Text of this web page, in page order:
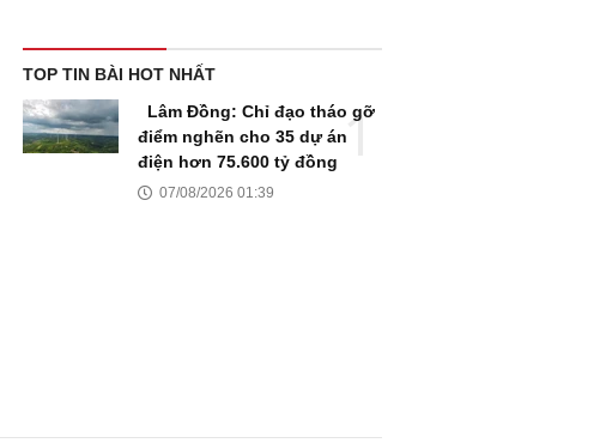
TOP TIN BÀI HOT NHẤT
Lâm Đồng: Chỉ đạo tháo gỡ
điểm nghẽn cho 35 dự án
điện hơn 75.600 tỷ đồng
07/08/2026 01:39